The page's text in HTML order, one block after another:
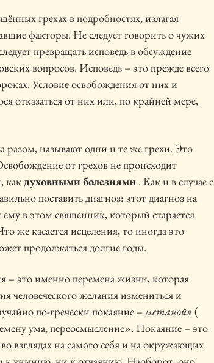
грехах в подробностях, излагая
факторы. Не следует говорить о чужих
превращать исповедь в обсуждение
вопросов. Исповедь – это прежде всего
Условие освобождения от них и
отказаться от них или, по крайней мере,
разом, называют одни и те же грехи. Это
от грехов не происходит
какдуховными болезнями . Как и в случае с
поставить диагноз: этот диагноз на
ему в этом священник, который старается
же касается исцеления, то иногда это
продолжаться долгие годы.
– это именно перемена жизни, которая
человеческого желания измениться и
по-гречески покаяние –метанойя (
ума, переосмысление». Покаяние – это
взглядах на самого себя и на окружающих